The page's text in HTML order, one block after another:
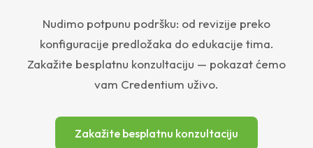
Nudimo potpunu podršku: od revizije preko
konfiguracije predložaka do edukacije tima.
Zakažite besplatnu konzultaciju — pokazat ćemo
vam Credentium uživo.
Zakažite besplatnu konzultaciju